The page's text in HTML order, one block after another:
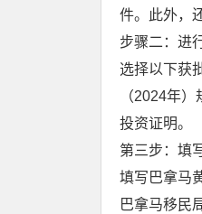
件。此外，
步骤二：进
选择以下获
（2024年
投资证明。
第三步：填
填写巴拿马
巴拿马移民